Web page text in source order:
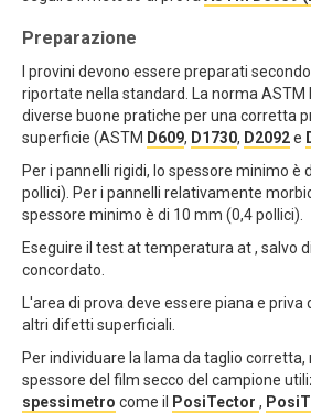
Preparazione
I provini devono essere preparati
riportate nella standard. La norma ASTM
diverse buone pratiche per una corretta
superficie (ASTM D609, D1730, D2092e
Per i pannelli rigidi, lo spessore minimo è
pollici). Per i pannelli relativamente
spessore minimo è di 10 mm (0,4 pollici).
Eseguire il test at temperatura at , salvo
concordato.
L'area di prova deve essere piana e
altri difetti superficiali.
Per individuare la lama da taglio corretta,
spessore del film secco del campione
spessimetro come il PosiTector ,